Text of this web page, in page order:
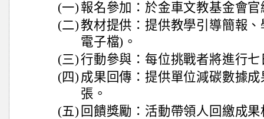
(一) 報名參加：於金車文教基金會
(二)教材提供：提供教學引導簡報
電子檔)。
(三)行動參與：每位挑戰者將進行
(四) 成果回傳：提供單位減碳數據
張。
(五) 回饋獎勵：活動帶領人回繳成